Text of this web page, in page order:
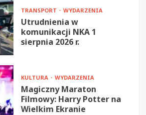
TRANSPORT WYDARZENIA
Utrudnienia w
komunikacji NKA 1
sierpnia 2026 r.
KULTURA WYDARZENIA
Magiczny Maraton
Filmowy: Harry Potter na
Wielkim Ekranie